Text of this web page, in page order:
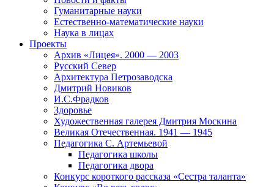
Гуманитарные науки
Естественно-математические науки
Наука в лицах
Проекты
Архив «Лицея». 2000 — 2003
Русский Север
Архитектура Петрозаводска
Дмитрий Новиков
И.С.Фрадков
Здоровье
Художественная галерея Дмитрия Москина
Великая Отечественная. 1941 — 1945
Педагогика С. Артемьевой
Педагогика школы
Педагогика двора
Конкурс короткого рассказа «Сестра таланта»